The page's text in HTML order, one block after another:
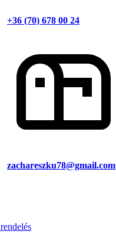
+36 (70) 678 00 24
zachareszku78@gmail.com
rendelés